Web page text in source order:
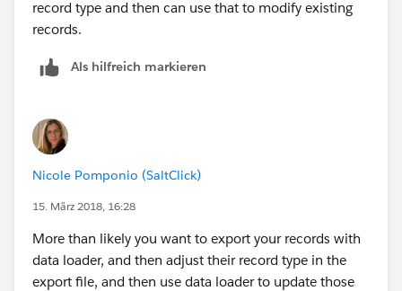
record type and then can use that to modify existing
records.
Als hilfreich markieren
Nicole Pomponio (SaltClick)
15. März 2018, 16:28
More than likely you want to export your records with
data loader, and then adjust their record type in the
export file, and then use data loader to update those